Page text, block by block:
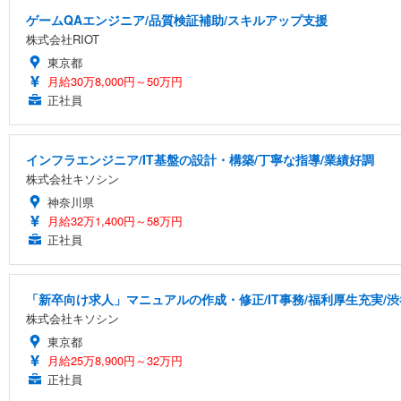
ゲームQAエンジニア/品質検証補助/スキルアップ支援
株式会社RIOT
東京都
月給30万8,000円～50万円
正社員
インフラエンジニア/IT基盤の設計・構築/丁寧な指導/業績好調
株式会社キソシン
神奈川県
月給32万1,400円～58万円
正社員
「新卒向け求人」マニュアルの作成・修正/IT事務/福利厚生充実/
株式会社キソシン
東京都
月給25万8,900円～32万円
正社員